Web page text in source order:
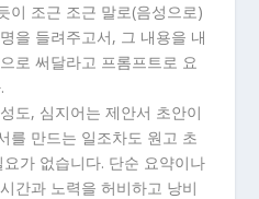
이 조근 조근 말로(음성으로)
을 들려주고서, 그 내용을 내
로 써달라고 프롬프트로 요
도, 심지어는 제안서 초안이
를 만드는 일조차도 원고 초
가 없습니다. 단순 요약이나
간과 노력을 허비하고 낭비